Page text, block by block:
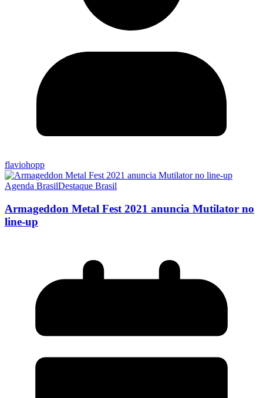
flaviohopp
Agenda BrasilDestaque Brasil
Armageddon Metal Fest 2021 anuncia Mutilator no
line-up